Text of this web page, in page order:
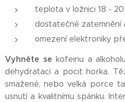
teplota v ložnici 18 - 20
dostatečné zatemnění
omezení elektroniky
Vyhněte se kofeinu a
dehydrataci a pocit horka.
smažené, nebo velká porce
usnutí a kvalitnímu spánku.